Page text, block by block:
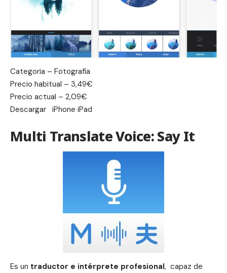
Categoria – Fotografía
Precio habitual – 3,49€
Precio actual – 2,09€
Descargar iPhone iPad
Multi Translate Voice: Say It
Es un traductor e intérprete profesional, capaz de